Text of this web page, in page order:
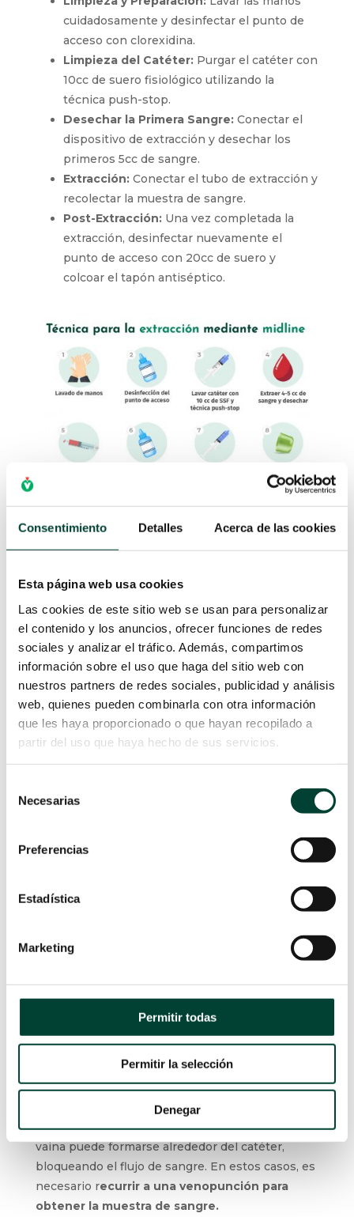
Consentimiento Detalles Acerca de las cookies
Esta página web usa cookies
Las cookies de este sitio web se usan para personalizar
el contenido y los anuncios, ofrecer funciones de redes
sociales y analizar el tráfico. Además, compartimos
información sobre el uso que haga del sitio web con
nuestros partners de redes sociales, publicidad y análisis
web, quienes pueden combinarla con otra información
que les haya proporcionado o que hayan recopilado a
partir del uso que haya hecho de sus servicios.
Necesarias
Preferencias
Estadística
Marketing
Permitir todas
Permitir la selección
Denegar
Técnica para la extracción mediante midline:
cuidadosamente y desinfectar el punto de
acceso con clorexidina.
Limpieza del Catéter:
con 10cc de suero fisiológico utilizando la
técnica push-stop.
Desechar la Primera Sangre:
Conectar el tubo de extracción
y recolectar la muestra de sangre.
Post-Extracción:
Una vez completada la
extracción, desinfectar nuevamente el
colcoar el tapón antiséptico.
Y COMPLICACIONES
La extracción de sangre mediante un catéter
midline puede enfrentar diversas
complicaciones que deben ser manejadas con
cuidado. A continuación, se describen las
principales complicaciones y sus soluciones:
. Esta situación puede ocurrir cuando la
línea media no permite la extracción de sangre,
medicación. Generalmente, esto se debe a que
vaso. Para resolver este problema, se puede
intentar la movilización del brazo o el cuello
reposicionar el catéter y restablecer la
Otra complicación que puede surgir es la
formación de trombos.Un pequeño trombo
en la punta del catéter puede funcionar como
una válvula, permitiendo la inyección de suero,
pero impidiendo la extracción de sangre.Este
, que puede disolver o
desplazar el trombo.
La presencia de unavaina de fibrinatambién
puede dificultar la extracción de sangre. Esta
vaina puede formarse alrededor del catéter,
X